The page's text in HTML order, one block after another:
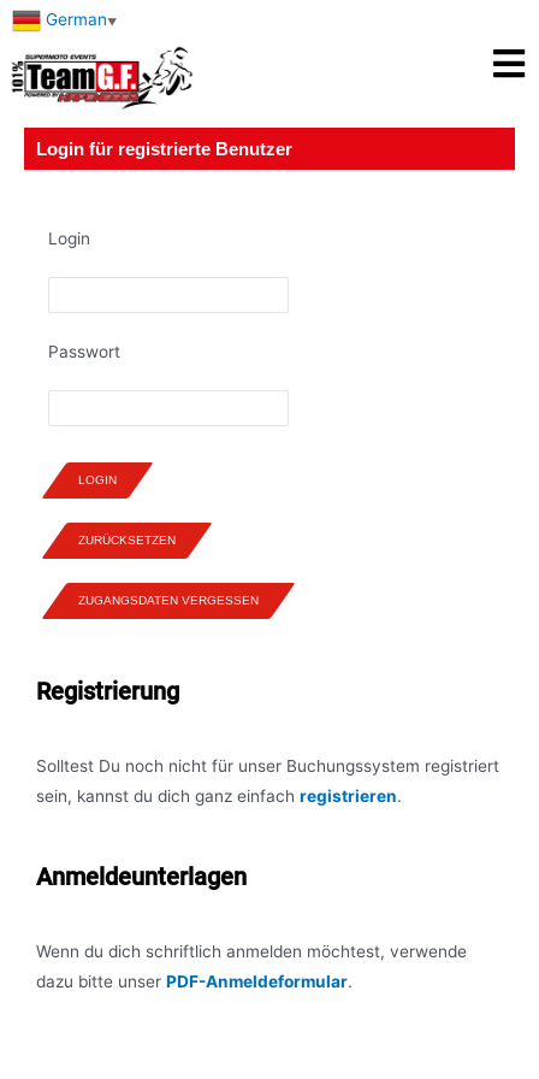
German▼
Login für registrierte Benutzer
Login
Passwort
LOGIN
ZURÜCKSETZEN
ZUGANGSDATEN VERGESSEN
Registrierung
Solltest Du noch nicht für unser Buchungssystem registriert
sein, kannst du dich ganz einfach registrieren.
Anmeldeunterlagen
Wenn du dich schriftlich anmelden möchtest, verwende
dazu bitte unser PDF-Anmeldeformular.